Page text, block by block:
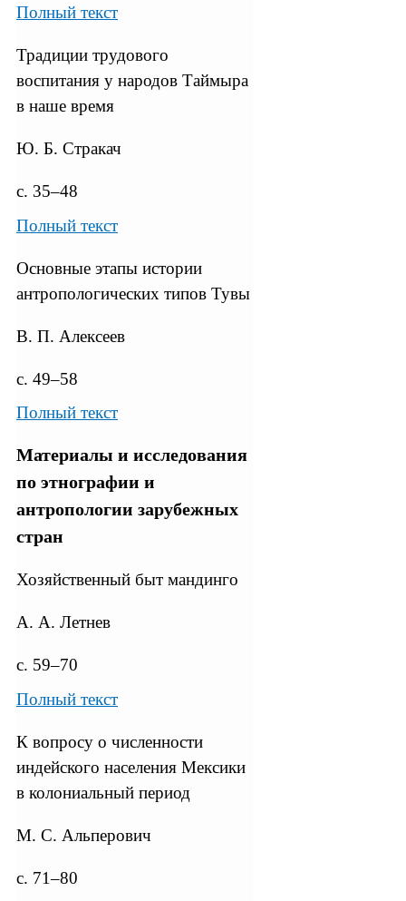
Полный текст
Традиции трудового
воспитания у народов Таймыра
в наше время
Ю. Б. Стракач
с. 35–48
Полный текст
Основные этапы истории
антропологических типов Тувы
В. П. Алексеев
с. 49–58
Полный текст
Материалы и исследования
по этнографии и
антропологии зарубежных
стран
Хозяйственный быт мандинго
А. А. Летнев
с. 59–70
Полный текст
К вопросу о численности
индейского населения Мексики
в колониальный период
М. С. Альперович
с. 71–80